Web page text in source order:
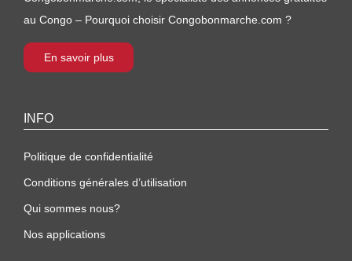
au Congo – Pourquoi choisir Congobonmarche.com ?
En savoir plus
INFO
Politique de confidentialité
Conditions générales d’utilisation
Qui sommes nous?
Nos applications